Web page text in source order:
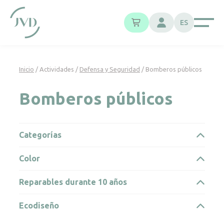
ES
Inicio / Actividades / Defensa y Seguridad / Bomberos públicos
Bomberos públicos
Categorías
Color
Reparables durante 10 años
Ecodiseño
Panel de gestión de cookies